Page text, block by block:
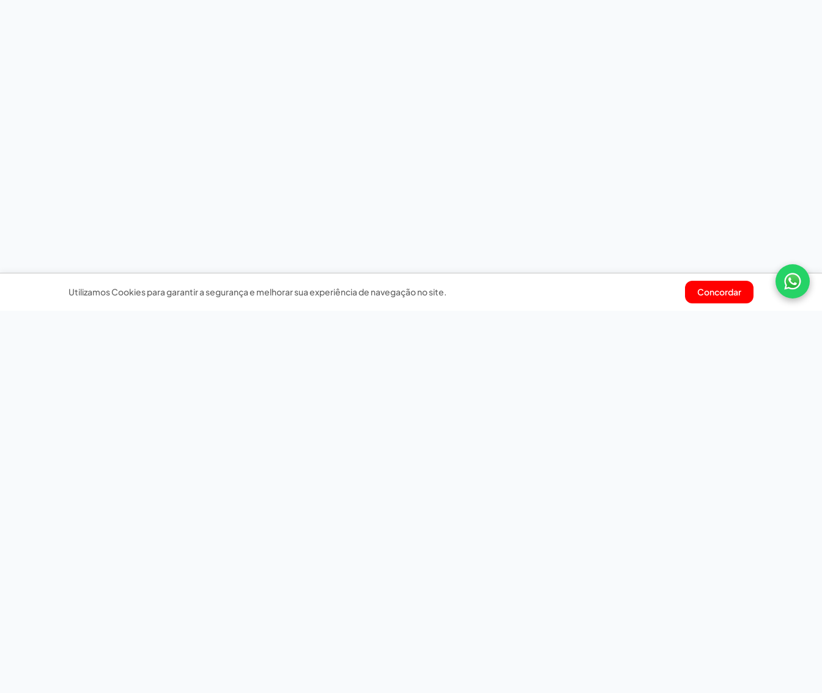
Utilizamos Cookies para garantir a segurança e melhorar sua experiência de navegação no site. Concordar